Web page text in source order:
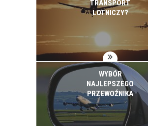
TRANSPORT
LOTNICZY?
WYBÓR
NAJLEPSZEGO
PRZEWOŹNIKA